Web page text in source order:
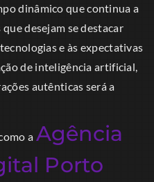
dinâmico que continua a
desejam se destacar
e às expectativas
de inteligência artificial,
autênticas será a
a Agência
Porto